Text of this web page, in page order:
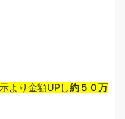
より金額UPし約５０万